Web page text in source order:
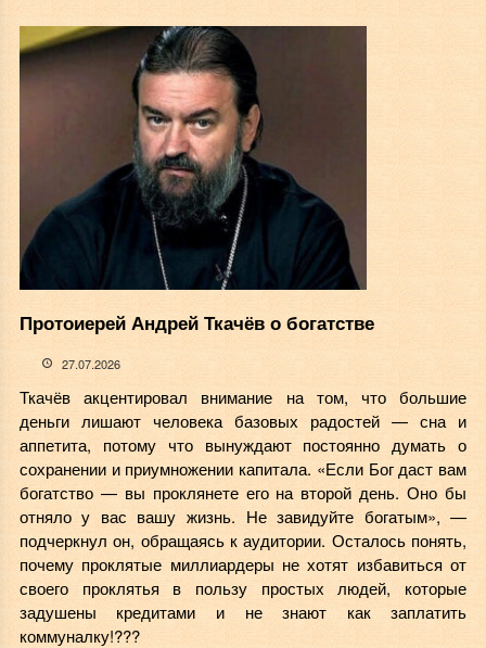
Протоиерей Андрей Ткачёв о богатстве
27.07.2026
Ткачёв акцентировал внимание на том, что большие
деньги лишают человека базовых радостей — сна и
аппетита, потому что вынуждают постоянно думать о
сохранении и приумножении капитала. «Если Бог даст вам
богатство — вы проклянете его на второй день. Оно бы
отняло у вас вашу жизнь. Не завидуйте богатым», —
подчеркнул он, обращаясь к аудитории. Осталось понять,
почему проклятые миллиардеры не хотят избавиться от
своего проклятья в пользу простых людей, которые
задушены кредитами и не знают как заплатить
коммуналку!???